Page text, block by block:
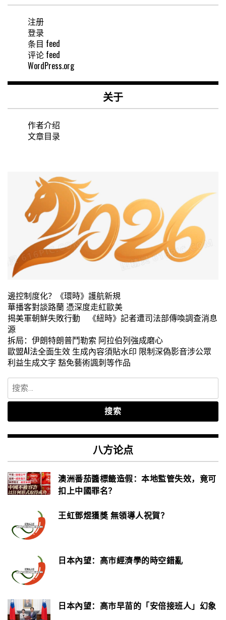
注册
登录
条目 feed
评论 feed
WordPress.org
关于
作者介绍
文章目录
邊控制度化？《環時》護航新規
華播客對談路蘭 憑深度走紅歐美
揭美軍朝鮮失敗行動 《紐時》記者遭司法部傳喚調查消息
源
拆局：伊朗特朗普鬥勒索 阿拉伯列強成磨心
歐盟AI法全面生效 生成內容須貼水印 限制深偽影音涉公眾
利益生成文字 豁免藝術諷刺等作品
搜
索：
八方论点
澳洲番茄醬標籤造假：本地監管失效，竟可
扣上中國罪名？
王虹鄧煜獲獎 無領導人祝賀？
日本內望：高市經濟學的時空錯亂
日本內望：高市早苗的「安倍接班人」幻象